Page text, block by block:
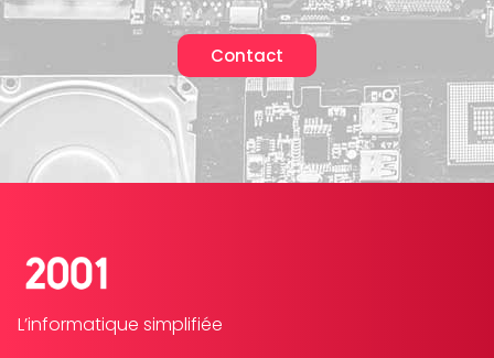
Contact
L’informatique simplifiée